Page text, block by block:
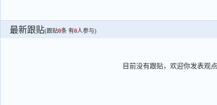
最新跟贴(跟贴0条 有0人参与)
目前没有跟贴，欢迎你发表观点